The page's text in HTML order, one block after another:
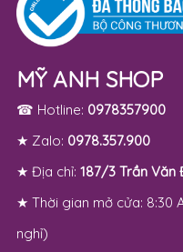
MỸ ANH SHOP
☎ Hotline: 0978357900
★ Zalo: 0978.357.900
★ Địa chỉ: 187/3 Trần Văn
★ Thời gian mở cửa: 8:30
nghỉ)